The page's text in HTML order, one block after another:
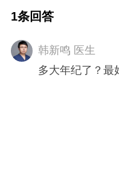
1条回答
韩新鸣 医生
多大年纪了？最